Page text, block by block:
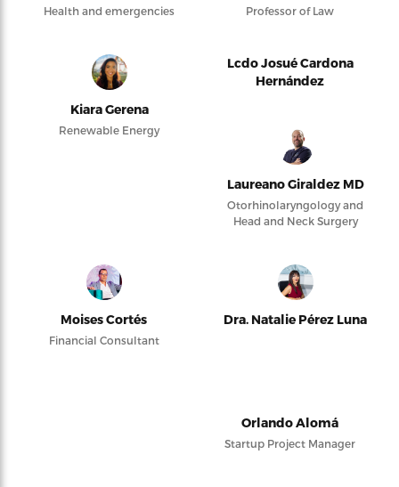
Health and emergencies Professor of Law
Kiara Gerena
Renewable Energy
Lcdo Josué Cardona
Hernández
Laureano Giraldez MD
Otorhinolaryngology and
Head and Neck Surgery
Moises Cortés
Financial Consultant
Dra. Natalie Pérez Luna
Orlando Alomá
Startup Project Manager